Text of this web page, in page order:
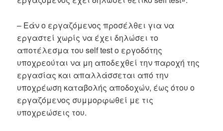
– Εάν ο εργαζόμενος προσέλθει για να
εργαστεί χωρίς να έχει δηλώσει το
αποτέλεσμα του self test ο εργοδότης
υποχρεούται να μη αποδεχθεί την παροχή της
εργασίας και απαλλάσσεται από την
υποχρέωση καταβολής αποδοχών, έως ότου ο
εργαζόμενος συμμορφωθεί με τις
υποχρεώσεις του.